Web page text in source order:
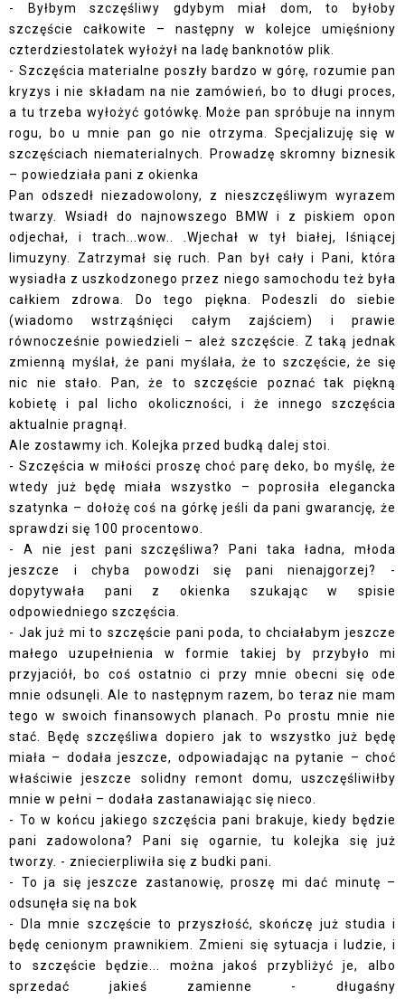
- Byłbym szczęśliwy gdybym miał dom, to byłoby
szczęście całkowite – następny w kolejce umięśniony
czterdziestolatek wyłożył na ladę banknotów plik.
- Szczęścia materialne poszły bardzo w górę, rozumie pan
kryzys i nie składam na nie zamówień, bo to długi proces,
a tu trzeba wyłożyć gotówkę. Może pan spróbuje na innym
rogu, bo u mnie pan go nie otrzyma. Specjalizuję się w
szczęściach niematerialnych. Prowadzę skromny biznesik
– powiedziała pani z okienka
Pan odszedł niezadowolony, z nieszczęśliwym wyrazem
twarzy. Wsiadł do najnowszego BMW i z piskiem opon
odjechał, i trach...wow.. .Wjechał w tył białej, lśniącej
limuzyny. Zatrzymał się ruch. Pan był cały i Pani, która
wysiadła z uszkodzonego przez niego samochodu też była
całkiem zdrowa. Do tego piękna. Podeszli do siebie
(wiadomo wstrząśnięci całym zajściem) i prawie
równocześnie powiedzieli – ależ szczęście. Z taką jednak
zmienną myślał, że pani myślała, że to szczęście, że się
nic nie stało. Pan, że to szczęście poznać tak piękną
kobietę i pal licho okoliczności, i że innego szczęścia
aktualnie pragnął.
Ale zostawmy ich. Kolejka przed budką dalej stoi.
- Szczęścia w miłości proszę choć parę deko, bo myślę, że
wtedy już będę miała wszystko – poprosiła elegancka
szatynka – dołożę coś na górkę jeśli da pani gwarancję, że
sprawdzi się 100 procentowo.
- A nie jest pani szczęśliwa? Pani taka ładna, młoda
jeszcze i chyba powodzi się pani nienajgorzej? -
dopytywała pani z okienka szukając w spisie
odpowiedniego szczęścia.
- Jak już mi to szczęście pani poda, to chciałabym jeszcze
małego uzupełnienia w formie takiej by przybyło mi
przyjaciół, bo coś ostatnio ci przy mnie obecni się ode
mnie odsunęli. Ale to następnym razem, bo teraz nie mam
tego w swoich finansowych planach. Po prostu mnie nie
stać. Będę szczęśliwa dopiero jak to wszystko już będę
miała – dodała jeszcze, odpowiadając na pytanie – choć
właściwie jeszcze solidny remont domu, uszczęśliwiłby
mnie w pełni – dodała zastanawiając się nieco.
- To w końcu jakiego szczęścia pani brakuje, kiedy będzie
pani zadowolona? Pani się ogarnie, tu kolejka się już
tworzy. - zniecierpliwiła się z budki pani.
- To ja się jeszcze zastanowię, proszę mi dać minutę –
odsunęła się na bok
- Dla mnie szczęście to przyszłość, skończę już studia i
będę cenionym prawnikiem. Zmieni się sytuacja i ludzie, i
to szczęście będzie... można jakoś przybliżyć je, albo
sprzedać jakieś zamienne - długaśny